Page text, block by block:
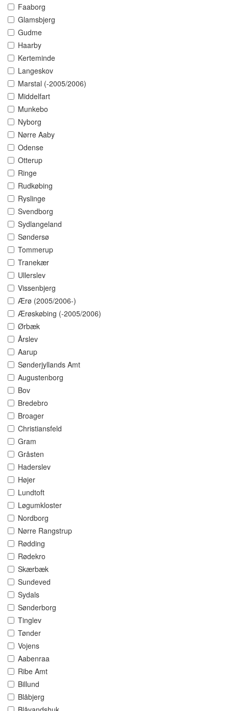
Faaborg
Glamsbjerg
Gudme
Haarby
Kerteminde
Langeskov
Marstal (-2005/2006)
Middelfart
Munkebo
Nyborg
Nørre Aaby
Odense
Otterup
Ringe
Rudkøbing
Ryslinge
Svendborg
Sydlangeland
Søndersø
Tommerup
Tranekær
Ullerslev
Vissenbjerg
Ærø (2005/2006-)
Ærøskøbing (-2005/2006)
Ørbæk
Årslev
Aarup
Sønderjyllands Amt
Augustenborg
Bov
Bredebro
Broager
Christiansfeld
Gram
Gråsten
Haderslev
Højer
Lundtoft
Løgumkloster
Nordborg
Nørre Rangstrup
Rødding
Rødekro
Skærbæk
Sundeved
Sydals
Sønderborg
Tinglev
Tønder
Vojens
Aabenraa
Ribe Amt
Billund
Blåbjerg